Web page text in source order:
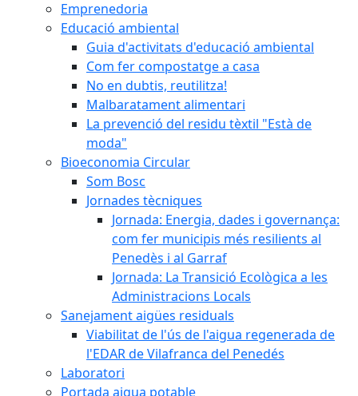
Emprenedoria
Educació ambiental
Guia d'activitats d'educació ambiental
Com fer compostatge a casa
No en dubtis, reutilitza!
Malbaratament alimentari
La prevenció del residu tèxtil "Està de
moda"
Bioeconomia Circular
Som Bosc
Jornades tècniques
Jornada: Energia, dades i governança:
com fer municipis més resilients al
Penedès i al Garraf
Jornada: La Transició Ecològica a les
Administracions Locals
Sanejament aigües residuals
Viabilitat de l'ús de l'aigua regenerada de
l'EDAR de Vilafranca del Penedés
Laboratori
Portada aigua potable